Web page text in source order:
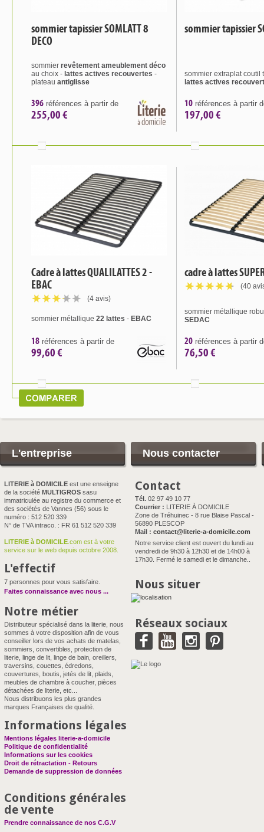
sommier tapissier SOMLATT 8
DECO
sommier revêtement ameublement déco
au choix - lattes actives recouvertes -
plateau antiglisse
396 références à partir de
255,00 €
sommier tapissier
sommier extraplat coutil
lattes actives
10 références à partir
197,00 €
Cadre à lattes QUALILATTES 2 -
EBAC
(4 avis)
sommier métallique 22 lattes - EBAC
18 références à partir de
99,60 €
cadre à lattes
(40
sommier métallique
SEDAC
20 références à partir
76,50 €
L'entreprise
LITERIE à DOMICILE est une enseigne
de la société MULTIGROS sasu
immatriculée au registre du commerce et
des sociétés de Vannes (56) sous le
numéro : 512 520 339
N° de TVA intraco. : FR 61 512 520 339
LITERIE à DOMICILE .com est à votre
service sur le web depuis octobre 2008.
L'effectif
7 personnes pour vous satisfaire.
Faites connaissance avec nous ...
Notre métier
Distributeur spécialisé dans la literie, nous
sommes à votre disposition afin de vous
conseiller lors de vos achats de matelas,
sommiers, convertibles, protection de
literie, linge de lit, linge de bain, oreillers,
traversins, couettes, édredons,
couvertures, boutis, jetés de lit, plaids,
meubles de chambre à coucher, pièces
détachées de literie, etc...
Nous distribuons les plus grandes
marques Françaises de qualité.
Informations légales
Mentions légales literie-a-domicile
Politique de confidentialité
Informations sur les cookies
Droit de rétractation - Retours
Demande de suppression de données
Conditions générales
de vente
Prendre connaissance de nos C.G.V
Nous contacter
Contact
Tél. 02 97 49 10 77
Courrier : LITERIE À DOMICILE
Zone de Tréhuinec - 8 rue Blaise Pascal -
56890 PLESCOP
Mail : contact@literie-a-domicile.com
Notre service client est ouvert du lundi au
vendredi de 9h30 à 12h30 et de 14h00 à
17h30. Fermé le samedi et le dimanche..
Nous situer
Réseaux sociaux